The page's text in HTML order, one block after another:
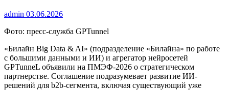
admin 03.06.2026
Фото: пресс-служба GPTunnel
«Билайн Big Data & AI» (подразделение «Билайна» по работе
с большими данными и ИИ) и агрегатор нейросетей
GPTunneL объявили на ПМЭФ-2026 о стратегическом
партнерстве. Соглашение подразумевает развитие ИИ-
решений для b2b-сегмента, включая существующий уже